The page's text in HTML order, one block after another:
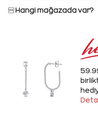
Hangi mağazada var?